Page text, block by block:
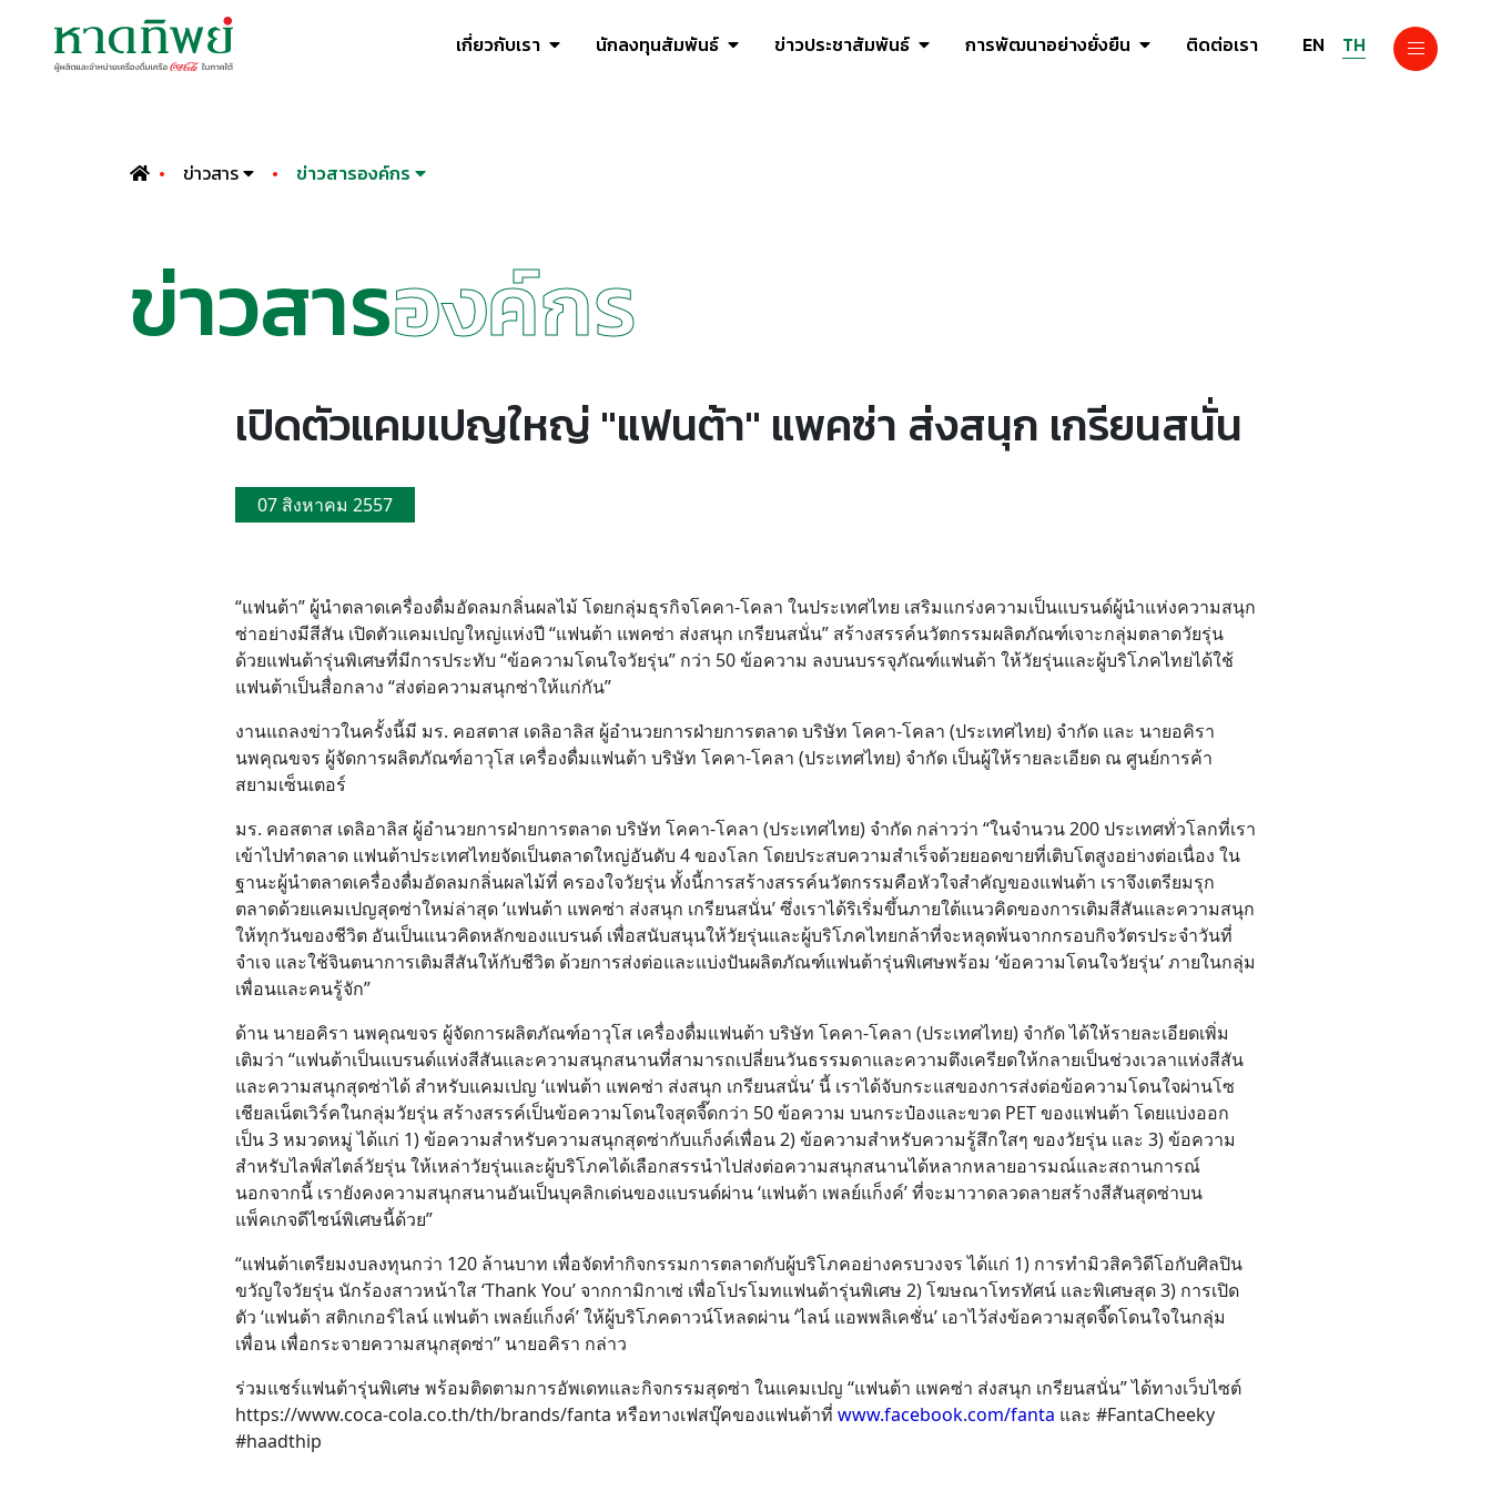
เกี่ยวกับเรา นักลงทุนสัมพันธ์ ข่าวประชาสัมพันธ์ การพัฒนาอย่างยั่งยืน ติดต่อเรา EN TH
ข่าวสาร ข่าวสารองค์กร
ข่าวสารองค์กร
เปิดตัวแคมเปญใหญ่ "แฟนต้า" แพคซ่า ส่งสนุก เกรียนสนั่น
07 สิงหาคม 2557
“แฟนต้า” ผู้นำตลาดเครื่องดื่มอัดลมกลิ่นผลไม้ โดยกลุ่มธุรกิจโคคา-โคลา ในประเทศไทย เสริมแกร่งความเป็นแบรนด์ผู้นำแห่งความสนุก
ซ่าอย่างมีสีสัน เปิดตัวแคมเปญใหญ่แห่งปี “แฟนต้า แพคซ่า ส่งสนุก เกรียนสนั่น” สร้างสรรค์นวัตกรรมผลิตภัณฑ์เจาะกลุ่มตลาดวัยรุ่น
ด้วยแฟนต้ารุ่นพิเศษที่มีการประทับ “ข้อความโดนใจวัยรุ่น” กว่า 50 ข้อความ ลงบนบรรจุภัณฑ์แฟนต้า ให้วัยรุ่นและผู้บริโภคไทยได้ใช้
แฟนต้าเป็นสื่อกลาง “ส่งต่อความสนุกซ่าให้แก่กัน”
งานแถลงข่าวในครั้งนี้มี มร. คอสตาส เดลิอาลิส ผู้อำนวยการฝ่ายการตลาด บริษัท โคคา-โคลา (ประเทศไทย) จำกัด และ นายอคิรา
นพคุณขจร ผู้จัดการผลิตภัณฑ์อาวุโส เครื่องดื่มแฟนต้า บริษัท โคคา-โคลา (ประเทศไทย) จำกัด เป็นผู้ให้รายละเอียด ณ ศูนย์การค้า
สยามเซ็นเตอร์
มร. คอสตาส เดลิอาลิส ผู้อำนวยการฝ่ายการตลาด บริษัท โคคา-โคลา (ประเทศไทย) จำกัด กล่าวว่า “ในจำนวน 200 ประเทศทั่วโลกที่เรา
เข้าไปทำตลาด แฟนต้าประเทศไทยจัดเป็นตลาดใหญ่อันดับ 4 ของโลก โดยประสบความสำเร็จด้วยยอดขายที่เติบโตสูงอย่างต่อเนื่อง ใน
ฐานะผู้นำตลาดเครื่องดื่มอัดลมกลิ่นผลไม้ที่ ครองใจวัยรุ่น ทั้งนี้การสร้างสรรค์นวัตกรรมคือหัวใจสำคัญของแฟนต้า เราจึงเตรียมรุก
ตลาดด้วยแคมเปญสุดซ่าใหม่ล่าสุด ‘แฟนต้า แพคซ่า ส่งสนุก เกรียนสนั่น’ ซึ่งเราได้ริเริ่มขึ้นภายใต้แนวคิดของการเติมสีสันและความสนุก
ให้ทุกวันของชีวิต อันเป็นแนวคิดหลักของแบรนด์ เพื่อสนับสนุนให้วัยรุ่นและผู้บริโภคไทยกล้าที่จะหลุดพ้นจากกรอบกิจวัตรประจำวันที่
จำเจ และใช้จินตนาการเติมสีสันให้กับชีวิต ด้วยการส่งต่อและแบ่งปันผลิตภัณฑ์แฟนต้ารุ่นพิเศษพร้อม ‘ข้อความโดนใจวัยรุ่น’ ภายในกลุ่ม
เพื่อนและคนรู้จัก”
ด้าน นายอคิรา นพคุณขจร ผู้จัดการผลิตภัณฑ์อาวุโส เครื่องดื่มแฟนต้า บริษัท โคคา-โคลา (ประเทศไทย) จำกัด ได้ให้รายละเอียดเพิ่ม
เติมว่า “แฟนต้าเป็นแบรนด์แห่งสีสันและความสนุกสนานที่สามารถเปลี่ยนวันธรรมดาและความตึงเครียดให้กลายเป็นช่วงเวลาแห่งสีสัน
และความสนุกสุดซ่าได้ สำหรับแคมเปญ ‘แฟนต้า แพคซ่า ส่งสนุก เกรียนสนั่น’ นี้ เราได้จับกระแสของการส่งต่อข้อความโดนใจผ่านโซ
เชียลเน็ตเวิร์คในกลุ่มวัยรุ่น สร้างสรรค์เป็นข้อความโดนใจสุดจี๊ดกว่า 50 ข้อความ บนกระป๋องและขวด PET ของแฟนต้า โดยแบ่งออก
เป็น 3 หมวดหมู่ ได้แก่ 1) ข้อความสำหรับความสนุกสุดซ่ากับแก็งค์เพื่อน 2) ข้อความสำหรับความรู้สึกใสๆ ของวัยรุ่น และ 3) ข้อความ
สำหรับไลฟ์สไตล์วัยรุ่น ให้เหล่าวัยรุ่นและผู้บริโภคได้เลือกสรรนำไปส่งต่อความสนุกสนานได้หลากหลายอารมณ์และสถานการณ์
นอกจากนี้ เรายังคงความสนุกสนานอันเป็นบุคลิกเด่นของแบรนด์ผ่าน ‘แฟนต้า เพลย์แก็งค์’ ที่จะมาวาดลวดลายสร้างสีสันสุดซ่าบน
แพ็คเกจดีไซน์พิเศษนี้ด้วย”
“แฟนต้าเตรียมงบลงทุนกว่า 120 ล้านบาท เพื่อจัดทำกิจกรรมการตลาดกับผู้บริโภคอย่างครบวงจร ได้แก่ 1) การทำมิวสิควิดีโอกับศิลปิน
ขวัญใจวัยรุ่น นักร้องสาวหน้าใส ‘Thank You’ จากกามิกาเซ่ เพื่อโปรโมทแฟนต้ารุ่นพิเศษ 2) โฆษณาโทรทัศน์ และพิเศษสุด 3) การเปิด
ตัว ‘แฟนต้า สติกเกอร์ไลน์ แฟนต้า เพลย์แก็งค์’ ให้ผู้บริโภคดาวน์โหลดผ่าน ‘ไลน์ แอพพลิเคชั่น’ เอาไว้ส่งข้อความสุดจี๊ดโดนใจในกลุ่ม
เพื่อน เพื่อกระจายความสนุกสุดซ่า” นายอคิรา กล่าว
ร่วมแชร์แฟนต้ารุ่นพิเศษ พร้อมติดตามการอัพเดทและกิจกรรมสุดซ่า ในแคมเปญ “แฟนต้า แพคซ่า ส่งสนุก เกรียนสนั่น” ได้ทางเว็บไซต์
https://www.coca-cola.co.th/th/brands/fanta หรือทางเฟสบุ๊คของแฟนต้าที่ www.facebook.com/fanta และ #FantaCheeky
#haadthip